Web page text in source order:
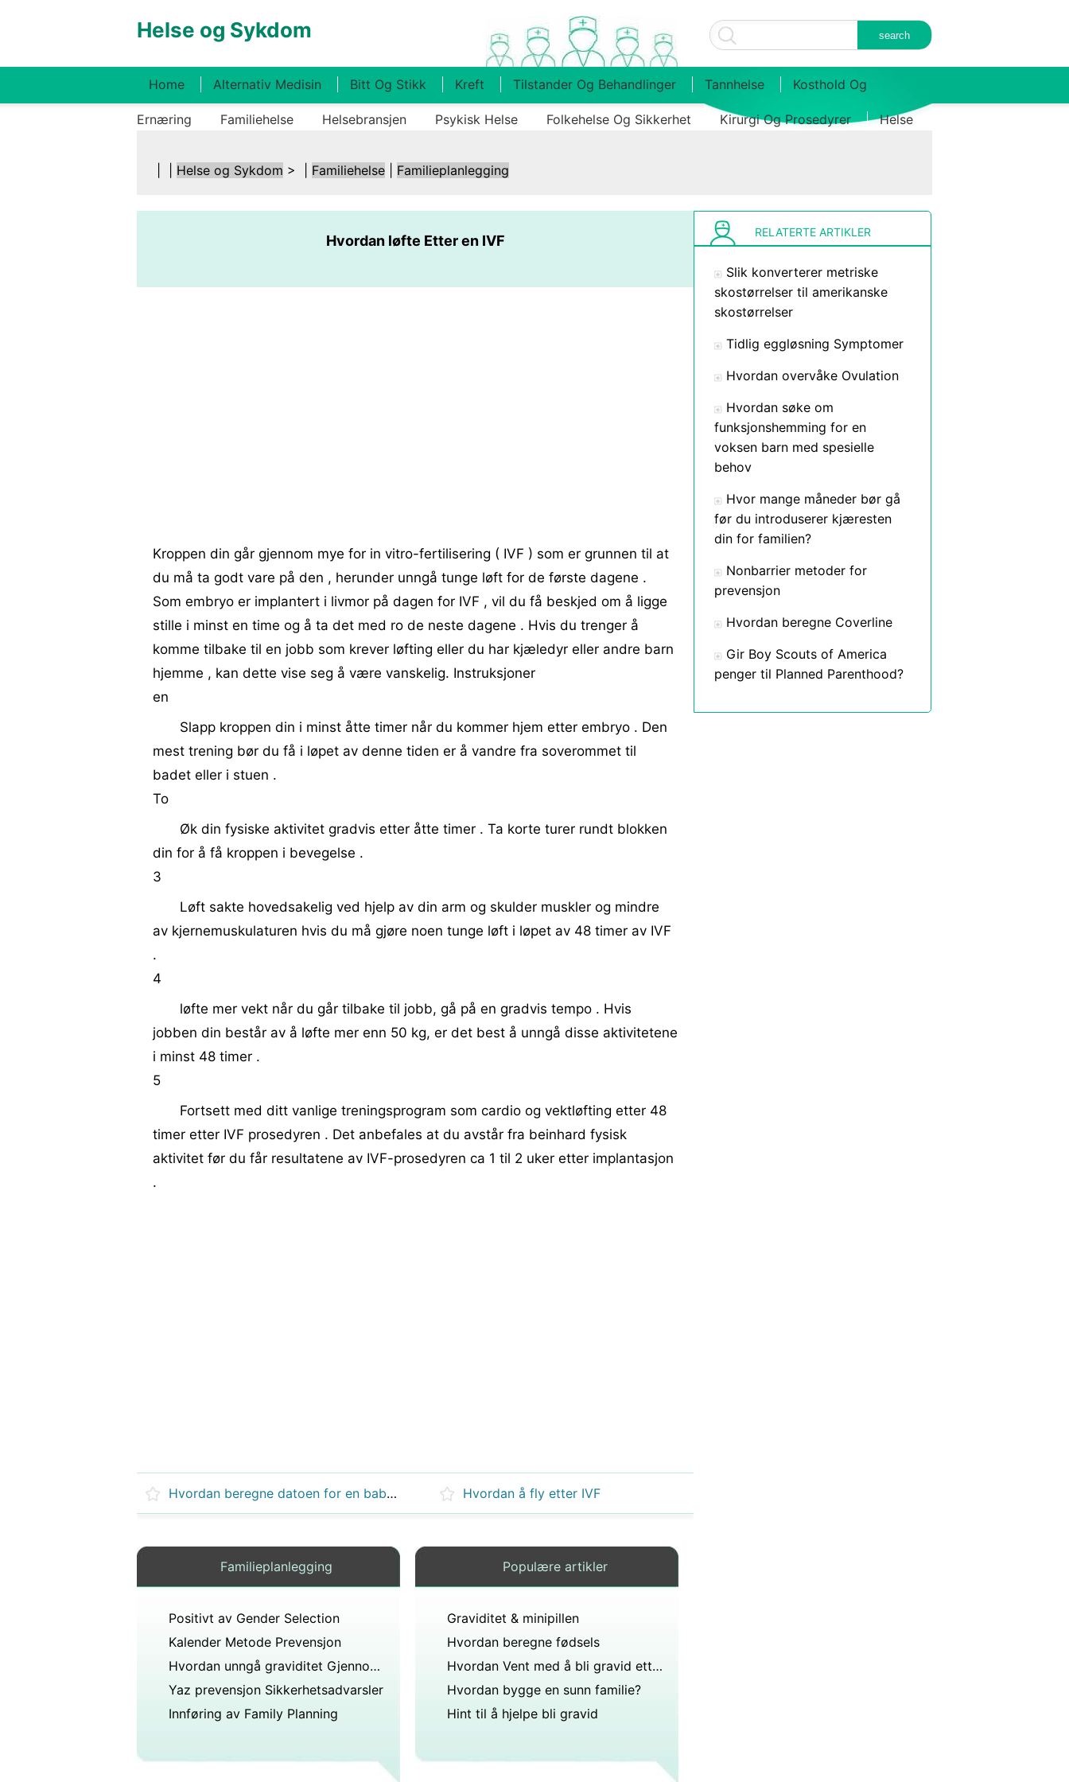
Helse og Sykdom
Home Alternativ Medisin Bitt Og Stikk Kreft Tilstander Og Behandlinger Tannhelse Kosthold Og
Ernæring Familiehelse Helsebransjen Psykisk Helse Folkehelse Og Sikkerhet Kirurgi Og Prosedyrer Helse
Helse og Sykdom > | Familiehelse Familieplanlegging
Hvordan løfte Etter en IVF
Kroppen din går gjennom mye for in vitro-fertilisering ( IVF ) som er grunnen til at
du må ta godt vare på den , herunder unngå tunge løft for de første dagene .
Som embryo er implantert i livmor på dagen for IVF , vil du få beskjed om å ligge
stille i minst en time og å ta det med ro de neste dagene . Hvis du trenger å
komme tilbake til en jobb som krever løfting eller du har kjæledyr eller andre barn
hjemme , kan dette vise seg å være vanskelig. Instruksjoner
en
Slapp kroppen din i minst åtte timer når du kommer hjem etter embryo . Den
mest trening bør du få i løpet av denne tiden er å vandre fra soverommet til
badet eller i stuen .
To
Øk din fysiske aktivitet gradvis etter åtte timer . Ta korte turer rundt blokken
din for å få kroppen i bevegelse .
3
Løft sakte hovedsakelig ved hjelp av din arm og skulder muskler og mindre
av kjernemuskulaturen hvis du må gjøre noen tunge løft i løpet av 48 timer av IVF
.
4
løfte mer vekt når du går tilbake til jobb, gå på en gradvis tempo . Hvis
jobben din består av å løfte mer enn 50 kg, er det best å unngå disse aktivitetene
i minst 48 timer .
5
Fortsett med ditt vanlige treningsprogram som cardio og vektløfting etter 48
timer etter IVF prosedyren . Det anbefales at du avstår fra beinhard fysisk
aktivitet før du får resultatene av IVF-prosedyren ca 1 til 2 uker etter implantasjon
.
Hvordan beregne datoen for en baby Creation Hvordan å fly etter IVF
Familieplanlegging
Positivt av Gender Selection
Kalender Metode Prevensjon
Hvordan unngå graviditet Gjennom Family Planning
Yaz prevensjon Sikkerhetsadvarsler
Innføring av Family Planning
Populære artikler
Graviditet & minipillen
Hvordan beregne fødsels
Hvordan Vent med å bli gravid etter å være på Pill
Hvordan bygge en sunn familie?
Hint til å hjelpe bli gravid
RELATERTE ARTIKLER
Slik konverterer metriske
skostørrelser til amerikanske
skostørrelser
Tidlig eggløsning Symptomer
Hvordan overvåke Ovulation
Hvordan søke om
funksjonshemming for en
voksen barn med spesielle
behov
Hvor mange måneder bør gå
før du introduserer kjæresten
din for familien?
Nonbarrier metoder for
prevensjon
Hvordan beregne Coverline
Gir Boy Scouts of America
penger til Planned Parenthood?